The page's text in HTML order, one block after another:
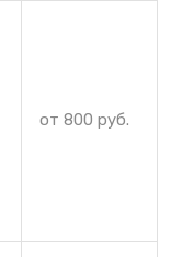
от 800 руб.